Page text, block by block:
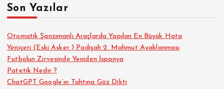
Son Yazılar
Otomatik Şanzımanlı Araçlarda Yapılan En Büyük Hata
Yeniçeri (Eski Asker ) Padişah 2. Mahmut Ayaklanması
Futbolun Zirvesinde Yeniden İspanya
Patetik Nedir ?
ChatGPT Google’ın Tahtına Göz Dikti